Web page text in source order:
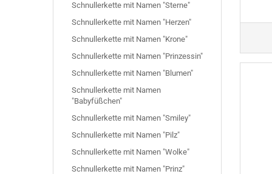
Schnullerkette mit Namen "Sterne"
Schnullerkette mit Namen "Herzen"
Schnullerkette mit Namen "Krone"
Schnullerkette mit Namen "Prinzessin"
Schnullerkette mit Namen "Blumen"
Schnullerkette mit Namen
"Babyfüßchen"
Schnullerkette mit Namen "Smiley"
Schnullerkette mit Namen "Pilz"
Schnullerkette mit Namen "Wolke"
Schnullerkette mit Namen "Prinz"